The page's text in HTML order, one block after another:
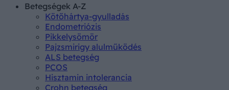
Betegségek A-Z
Kötőhártya-gyulladás
Endometriózis
Pikkelysömör
Pajzsmirigy alulműködés
ALS betegség
PCOS
Hisztamin intolerancia
Crohn betegség